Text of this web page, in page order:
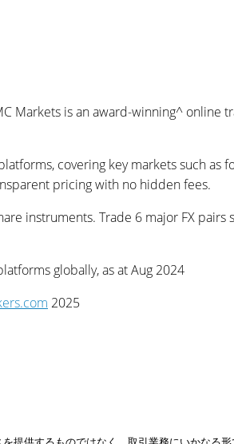
Markets is an award-winning^ online
covering key markets such as
pricing with no hidden fees.
instruments. Trade 6 major FX pairs
globally, as at Aug 2024
2025